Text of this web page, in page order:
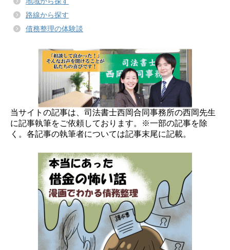
路線から探す
債務整理の体験談
当サイトの記事は、司法書士西岡合同事務所の西岡先生
に記事執筆をご依頼しております。※一部の記事を除
く。各記事の執筆者については記事末尾に記載。